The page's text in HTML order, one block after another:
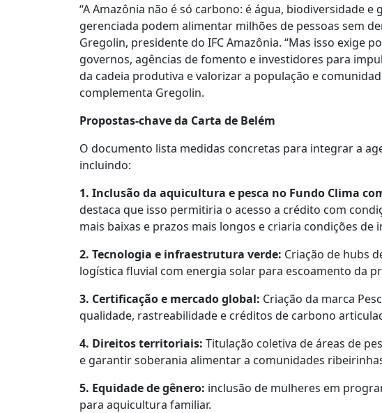
“A Amazônia não é só carbono: é água, biodiversidade e
gerenciada podem alimentar milhões de pessoas sem
Gregolin, presidente do IFC Amazônia. “Mas isso exige
governos, agências de fomento e investidores para
da cadeia produtiva e valorizar a população e
complementa Gregolin.
Propostas-chave da Carta de Belém
O documento lista medidas concretas para integrar a
incluindo:
1. Inclusão da aquicultura e pesca no Fundo Clima
destaca que isso permitiria o acesso a crédito com
mais baixas e prazos mais longos e criaria condições
2. Tecnologia e infraestrutura verde: Criação de hubs
logística fluvial com energia solar para escoamento da
3. Certificação e mercado global: Criação da marca
qualidade, rastreabilidade e créditos de carbono
4. Direitos territoriais: Titulação coletiva de áreas de
e garantir soberania alimentar a comunidades
5. Equidade de gênero: inclusão de mulheres em
para aquicultura familiar.